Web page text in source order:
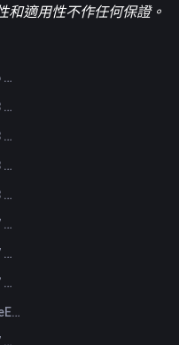
和適用性不作任何保證。
FameEX 加密貨幣行情分析 | 8 月 6 日, 2026
FameEX 今日新聞速覽｜2026 年 8 月 6 日
FameEX 今日新聞速覽｜2026 年 8 月 5 日
FameEX 今日新聞速覽｜2026 年 8 月 4 日
FameEX 今日新聞速覽｜2026 年 8 月 3 日
FameEX 今日新聞速覽｜2026 年 7 月 31 日
FameEX 今日新聞速覽｜2026 年 7 月 30 日
FameEX 今日新聞速覽｜2026 年 7 月 29 日
市場重塑交易平台信任標準，FameEX 以八年穩健營運持續服務全球用戶
FameEX 今日新聞速覽｜2026 年 7 月 28 日